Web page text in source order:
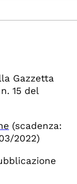
Gazzetta
15 del
(scadenza:
2022)